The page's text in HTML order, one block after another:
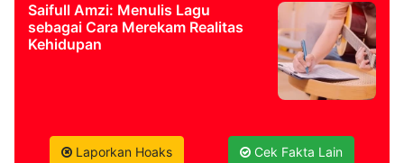
Saifull Amzi: Menulis Lagu
sebagai Cara Merekam Realitas
Kehidupan
Laporkan Hoaks Cek Fakta Lain